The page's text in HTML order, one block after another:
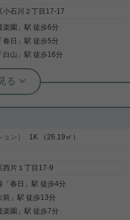
リアです☆ ペット飼育もご相
会社 茗荷谷店 TEL：03-6902-5021
小石川２丁目17-17
楽園 」駅 徒歩6分
「春日 」駅 徒歩5分
「 白山 」駅 徒歩16分
りの角部屋、1LDK☆
広々したお部屋☆ 角部屋、2面に窓あ
各部屋にエアコンも設置
コンロや独立洗面台と設備も充実で
軽にお問い合わせくださいませ！ ★
談もお気軽にどうぞ★ 実用春日ホー
荷谷店 TEL：03-6902-5021
ョン］ 1K （26.19㎡）
西片１丁目17-9
「春日 」駅 徒歩4分
前 」駅 徒歩13分
楽園 」駅 徒歩7分